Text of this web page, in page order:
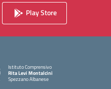
Play Store
Istituto Comprensivo
Rita Levi Montalcini
Spezzano Albanese
— Visita la pagina iniziale della scuola